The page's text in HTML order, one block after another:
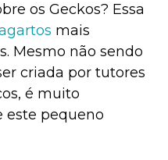
os Geckos? Essa
mais
Mesmo não sendo
criada por tutores
é muito
este pequeno